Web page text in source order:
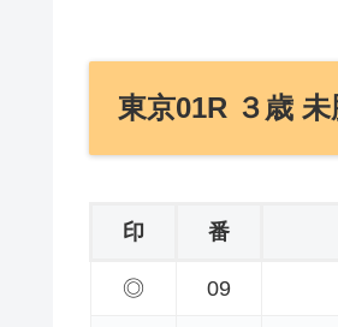
東京01R ３歳
印 番
◎ 09